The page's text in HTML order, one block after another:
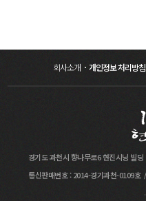
회사소개 개인정보 처리방침
경기도 과천시 향나무로6 현진시닝 빌딩
통신판매번호 : 2014-경기과천-0109호